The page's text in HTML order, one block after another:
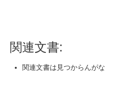
関連文書:
関連文書は見つからんがな